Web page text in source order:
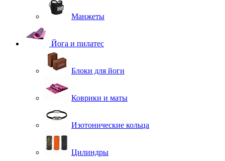
Манжеты
Йога и пилатес
Блоки для йоги
Коврики и маты
Изотонические кольца
Цилиндры